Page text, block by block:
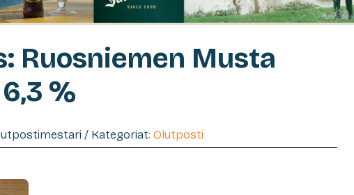
Ruosniemen Musta
%
/ Kategoriat: Olutposti